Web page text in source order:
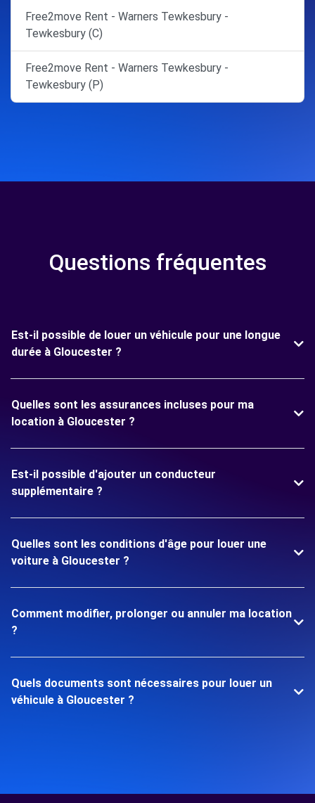
Free2move Rent - Warners Tewkesbury -
Tewkesbury (C)
Free2move Rent - Warners Tewkesbury -
Tewkesbury (P)
Questions fréquentes
Est-il possible de louer un véhicule pour une longue
durée à Gloucester ?
Quelles sont les assurances incluses pour ma
location à Gloucester ?
Est-il possible d'ajouter un conducteur
supplémentaire ?
Quelles sont les conditions d'âge pour louer une
voiture à Gloucester ?
Comment modifier, prolonger ou annuler ma location
?
Quels documents sont nécessaires pour louer un
véhicule à Gloucester ?